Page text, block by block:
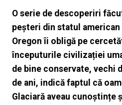
O serie de descoperiri
peșteri din statul american
Oregon îi obligă pe
începuturile civilizației
de bine conservate, vechi
de ani, indică faptul că
Glaciară aveau cunoștințe